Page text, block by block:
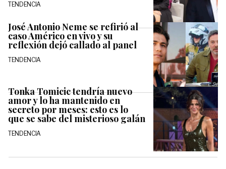
TENDENCIA
José Antonio Neme se refirió al
caso Américo en vivo y su
reflexión dejó callado al panel
TENDENCIA
Tonka Tomicic tendría nuevo
amor y lo ha mantenido en
secreto por meses: esto es lo
que se sabe del misterioso galán
TENDENCIA